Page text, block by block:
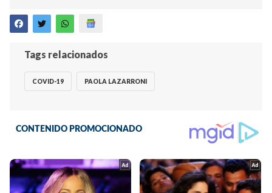
Tags relacionados
COVID-19 PAOLA LAZARRONI